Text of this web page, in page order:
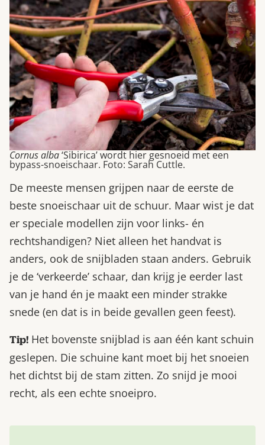
Cornus alba‘Sibirica’ wordt hier gesnoeid met een
bypass-snoeischaar. Foto: Sarah Cuttle.
De meeste mensen grijpen naar de eerste de
beste snoeischaar uit de schuur. Maar wist je dat
er speciale modellen zijn voor links- én
rechtshandigen? Niet alleen het handvat is
anders, ook de snijbladen staan anders. Gebruik
je de ‘verkeerde’ schaar, dan krijg je eerder last
van je hand én je maakt een minder strakke
snede (en dat is in beide gevallen geen feest).
Tip! Het bovenste snijblad is aan één kant schuin
geslepen. Die schuine kant moet bij het snoeien
het dichtst bij de stam zitten. Zo snijd je mooi
recht, als een echte snoeipro.